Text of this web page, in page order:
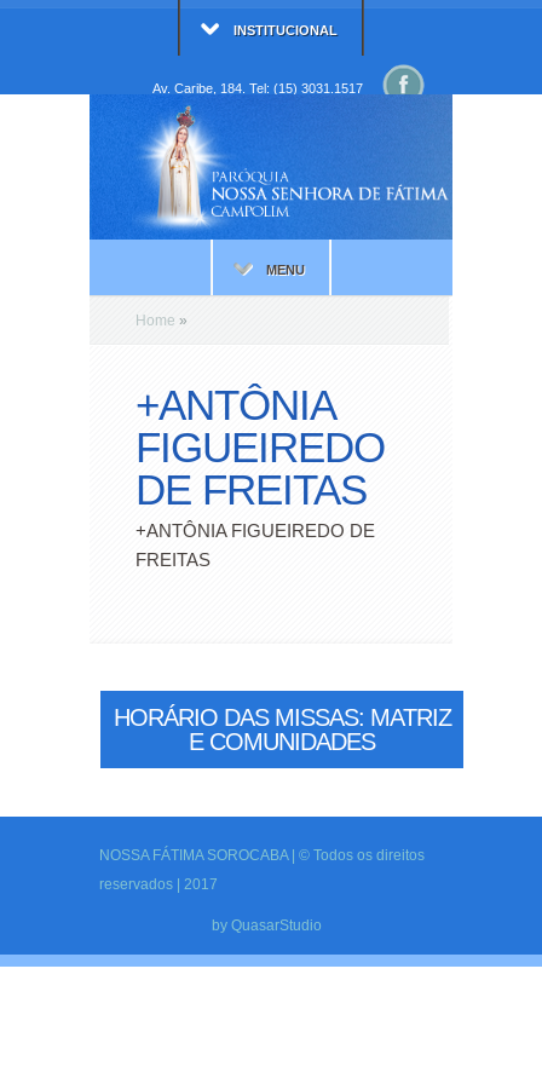
INSTITUCIONAL
Av. Caribe, 184. Tel: (15) 3031.1517
MENU
Home »
+ANTÔNIA
FIGUEIREDO
DE FREITAS
+ANTÔNIA FIGUEIREDO DE
FREITAS
HORÁRIO DAS MISSAS: MATRIZ
E COMUNIDADES
NOSSA FÁTIMA SOROCABA | © Todos os direitos
reservados | 2017
by QuasarStudio